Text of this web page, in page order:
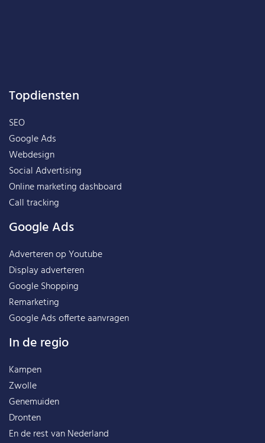
Topdiensten
SEO
Google Ads
Webdesign
Social Advertising
Online marketing dashboard
Call tracking
Google Ads
Adverteren op Youtube
Display adverteren
Google Shopping
Remarketing
Google Ads offerte aanvragen
In de regio
Kampen
Zwolle
Genemuiden
Dronten
En de rest vanNederland